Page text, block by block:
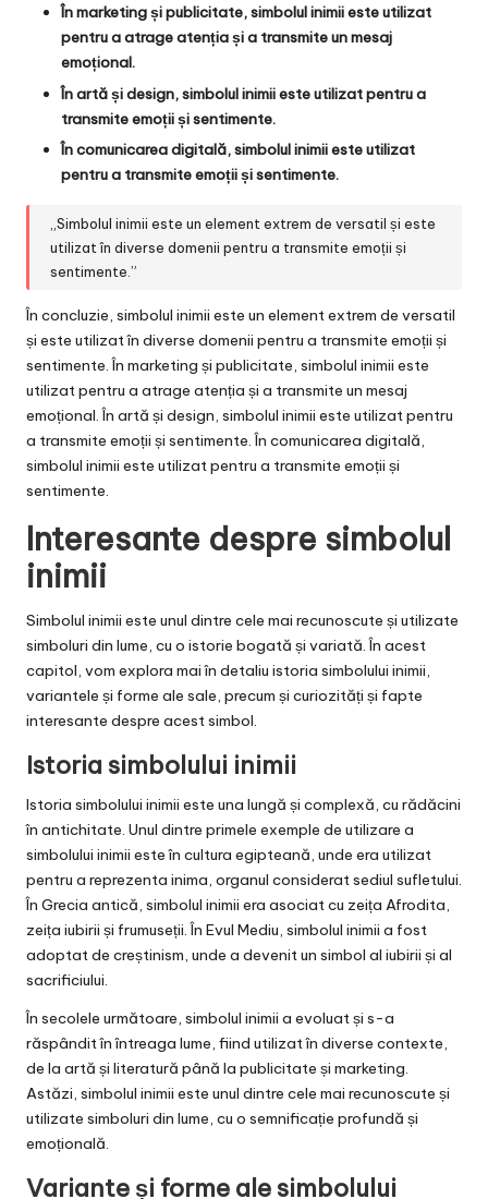
În marketing și publicitate, simbolul inimii este utilizat
pentru a atrage atenția și a transmite un mesaj
emoțional.
În artă și design, simbolul inimii este utilizat pentru a
transmite emoții și sentimente.
În comunicarea digitală, simbolul inimii este utilizat
pentru a transmite emoții și sentimente.
„Simbolul inimii este un element extrem de versatil și este
utilizat în diverse domenii pentru a transmite emoții și
sentimente.”
În concluzie, simbolul inimii este un element extrem de versatil
și este utilizat în diverse domenii pentru a transmite emoții și
sentimente. În marketing și publicitate, simbolul inimii este
utilizat pentru a atrage atenția și a transmite un mesaj
emoțional. În artă și design, simbolul inimii este utilizat pentru
a transmite emoții și sentimente. În comunicarea digitală,
simbolul inimii este utilizat pentru a transmite emoții și
sentimente.
Interesante despre simbolul
inimii
Simbolul inimii este unul dintre cele mai recunoscute și utilizate
simboluri din lume, cu o istorie bogată și variată. În acest
capitol, vom explora mai în detaliu istoria simbolului inimii,
variantele și forme ale sale, precum și curiozități și fapte
interesante despre acest simbol.
Istoria simbolului inimii
Istoria simbolului inimii este una lungă și complexă, cu rădăcini
în antichitate. Unul dintre primele exemple de utilizare a
simbolului inimii este în cultura egipteană, unde era utilizat
pentru a reprezenta inima, organul considerat sediul sufletului.
În Grecia antică, simbolul inimii era asociat cu zeița Afrodita,
zeița iubirii și frumuseții. În Evul Mediu, simbolul inimii a fost
adoptat de creștinism, unde a devenit un simbol al iubirii și al
sacrificiului.
În secolele următoare, simbolul inimii a evoluat și s-a
răspândit în întreaga lume, fiind utilizat în diverse contexte,
de la artă și literatură până la publicitate și marketing.
Astăzi, simbolul inimii este unul dintre cele mai recunoscute și
utilizate simboluri din lume, cu o semnificație profundă și
emoțională.
Variante și forme ale simbolului